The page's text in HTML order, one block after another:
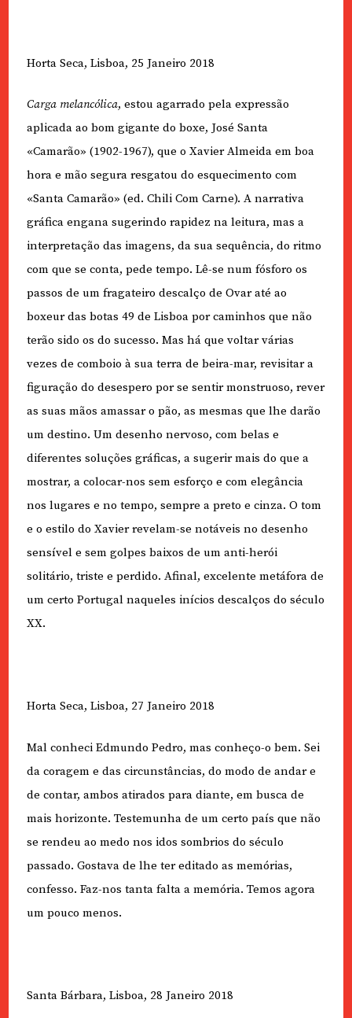
Horta Seca, Lisboa, 25 Janeiro 2018
Carga melancólica, estou agarrado pela expressão
aplicada ao bom gigante do boxe, José Santa
«Camarão» (1902-1967), que o Xavier Almeida em boa
hora e mão segura resgatou do esquecimento com
«Santa Camarão» (ed. Chili Com Carne). A narrativa
gráfica engana sugerindo rapidez na leitura, mas a
interpretação das imagens, da sua sequência, do ritmo
com que se conta, pede tempo. Lê-se num fósforo os
passos de um fragateiro descalço de Ovar até ao
boxeur das botas 49 de Lisboa por caminhos que não
terão sido os do sucesso. Mas há que voltar várias
vezes de comboio à sua terra de beira-mar, revisitar a
figuração do desespero por se sentir monstruoso, rever
as suas mãos amassar o pão, as mesmas que lhe darão
um destino. Um desenho nervoso, com belas e
diferentes soluções gráficas, a sugerir mais do que a
mostrar, a colocar-nos sem esforço e com elegância
nos lugares e no tempo, sempre a preto e cinza. O tom
e o estilo do Xavier revelam-se notáveis no desenho
sensível e sem golpes baixos de um anti-herói
solitário, triste e perdido. Afinal, excelente metáfora de
um certo Portugal naqueles inícios descalços do século
XX.
Horta Seca, Lisboa, 27 Janeiro 2018
Mal conheci Edmundo Pedro, mas conheço-o bem. Sei
da coragem e das circunstâncias, do modo de andar e
de contar, ambos atirados para diante, em busca de
mais horizonte. Testemunha de um certo país que não
se rendeu ao medo nos idos sombrios do século
passado. Gostava de lhe ter editado as memórias,
confesso. Faz-nos tanta falta a memória. Temos agora
um pouco menos.
Santa Bárbara, Lisboa, 28 Janeiro 2018